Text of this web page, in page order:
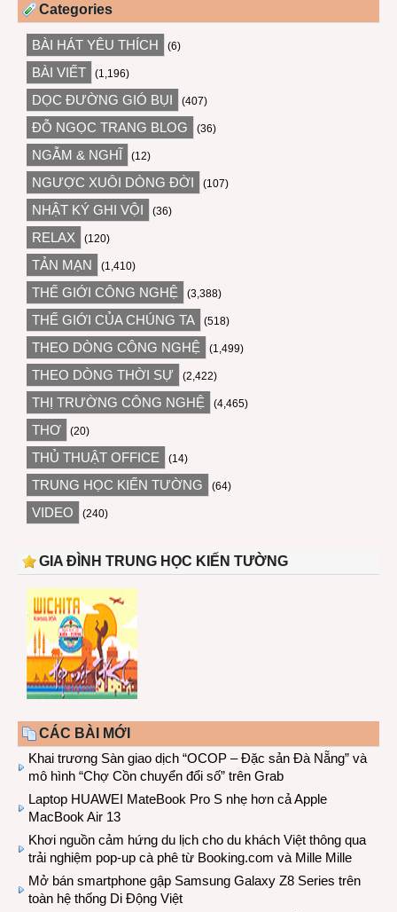
Categories
BÀI HÁT YÊU THÍCH (6)
BÀI VIẾT (1,196)
DỌC ĐƯỜNG GIÓ BỤI (407)
ĐỖ NGỌC TRANG BLOG (36)
NGẪM & NGHĨ (12)
NGƯỢC XUÔI DÒNG ĐỜI (107)
NHẬT KÝ GHI VỘI (36)
RELAX (120)
TẢN MẠN (1,410)
THẾ GIỚI CÔNG NGHỆ (3,388)
THẾ GIỚI CỦA CHÚNG TA (518)
THEO DÒNG CÔNG NGHỆ (1,499)
THEO DÒNG THỜI SỰ (2,422)
THỊ TRƯỜNG CÔNG NGHỆ (4,465)
THƠ (20)
THỦ THUẬT OFFICE (14)
TRUNG HỌC KIẾN TƯỜNG (64)
VIDEO (240)
GIA ĐÌNH TRUNG HỌC KIẾN TƯỜNG
CÁC BÀI MỚI
Khai trương Sàn giao dịch “OCOP – Đặc sản Đà Nẵng” và
mô hình “Chợ Cồn chuyển đổi số” trên Grab
Laptop HUAWEI MateBook Pro S nhẹ hơn cả Apple
MacBook Air 13
Khơi nguồn cảm hứng du lịch cho du khách Việt thông qua
trải nghiệm pop-up cà phê từ Booking.com và Mille Mille
Mở bán smartphone gập Samsung Galaxy Z8 Series trên
toàn hệ thống Di Động Việt